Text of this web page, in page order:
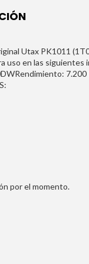
Utax PK1011
uso en las siguientes
7.200
por el momento.